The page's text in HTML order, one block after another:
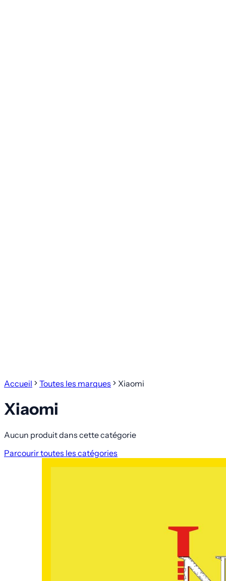
Accueil Toutes les marques Xiaomi
Xiaomi
Aucun produit dans cette catégorie
Parcourir toutes les catégories